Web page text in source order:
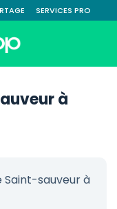
SERVICES PRO
à
Saint-sauveur à